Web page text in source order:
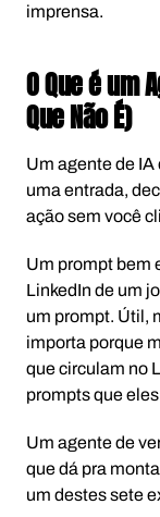
imprensa.
O Que é um
Que Não É)
Um agente de
uma entrada,
ação sem você
Um prompt bem
LinkedIn de um
um prompt. Útil,
importa porque
que circulam no
prompts que
Um agente de
que dá pra
um destes sete